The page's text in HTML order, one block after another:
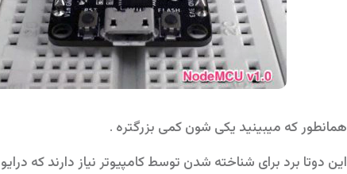
همانطور که میبینید یکی شون کمی بزرگتره .
این دوتا برد برای شناخته شدن توسط کامپیوتر نیاز دارند که